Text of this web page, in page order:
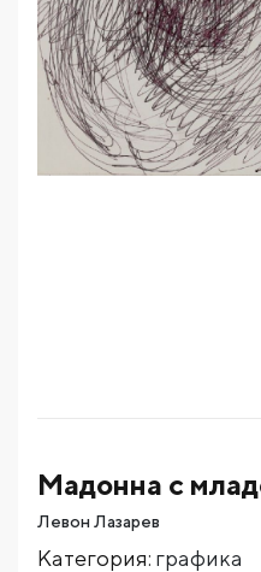
Мадонна с
Левон Лазарев
Категория: графика